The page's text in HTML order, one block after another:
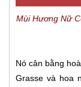
Mùi Hương Nữ
Nó cân bằng
Grasse và hoa